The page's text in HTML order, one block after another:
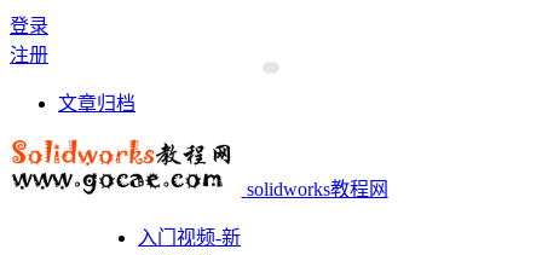
登录
注册
文章归档
solidworks教程网
入门视频-新